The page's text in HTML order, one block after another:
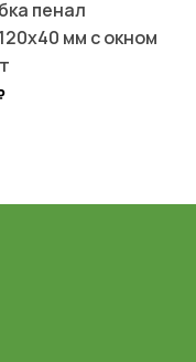
пенал
мм с окном